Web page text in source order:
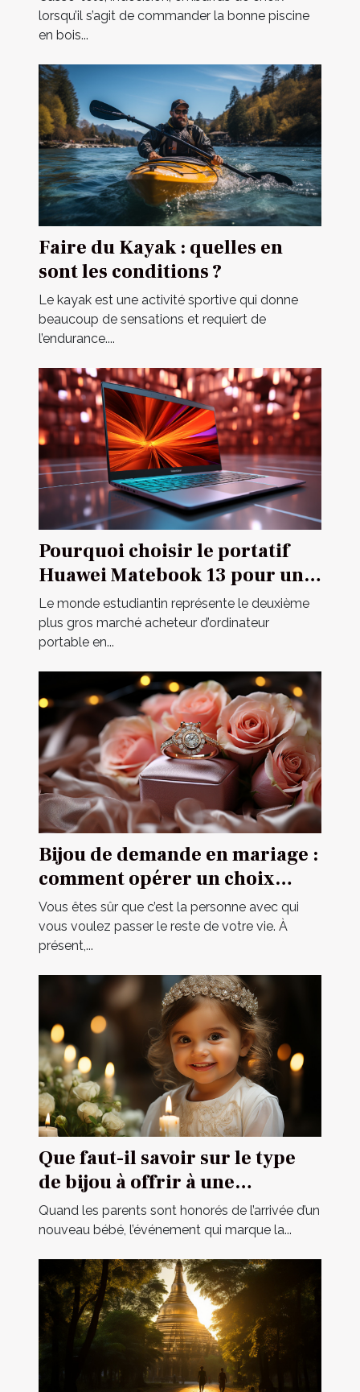
lorsqu’il s’agit de commander la bonne piscine
en bois...
Faire du Kayak : quelles en
sont les conditions ?
Le kayak est une activité sportive qui donne
beaucoup de sensations et requiert de
l’endurance....
Pourquoi choisir le portatif
Huawei Matebook 13 pour un
étudiant ?
Le monde estudiantin représente le deuxième
plus gros marché acheteur d’ordinateur
portable en...
Bijou de demande en mariage :
comment opérer un choix
parfait ?
Vous êtes sûr que c’est la personne avec qui
vous voulez passer le reste de votre vie. À
présent,...
Que faut-il savoir sur le type
de bijou à offrir à une
cérémonie de baptême ?
Quand les parents sont honorés de l’arrivée d’un
nouveau bébé, l’événement qui marque la...